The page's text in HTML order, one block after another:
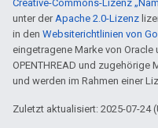
Creative-Commons-Lizenz
unter derApache 2.0-Lizenz
in den Websiterichtlinien von
eingetragene Marke von
OPENTHREAD und zugehörige
und werden im Rahmen einer
Zuletzt aktualisiert: 2025-07-24